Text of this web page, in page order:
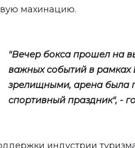
махинацию.
"Вечер бокса прошел на
важных событий в рамках
зрелищными, арена была
спортивный праздник", -
индустрии